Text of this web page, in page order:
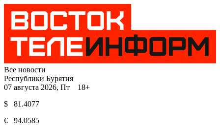
Все новости
Республики Бурятия
07 августа 2026, Пт 18+
$ 81.4077
€ 94.0585